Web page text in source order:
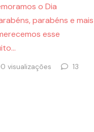
o Dia
parabéns e mais
esse
visualizações
13